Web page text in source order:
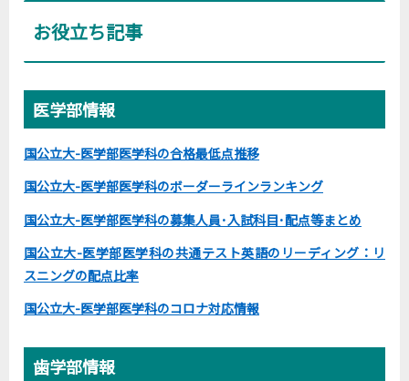
お役立ち記事
医学部情報
国公立大-医学部医学科の合格最低点推移
国公立大-医学部医学科のボーダーラインランキング
国公立大-医学部医学科の募集人員･入試科目･配点等まとめ
国公立大-医学部医学科の共通テスト英語のリーディング：リ
スニングの配点比率
国公立大-医学部医学科のコロナ対応情報
歯学部情報